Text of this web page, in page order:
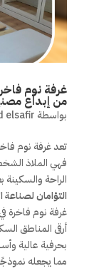
غرفة نوم
من إبداع
بواسطة elsafir
تعد غرفة نوم
فهي الملاذ
الراحة
التؤامان لصناعة
غرفة نوم فاخرة
أرقى المناطق
بحرفية عالية
مما يجعله